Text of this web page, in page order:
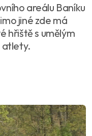
areálu Baníku
jiné zde má
hřiště s umělým
atlety.